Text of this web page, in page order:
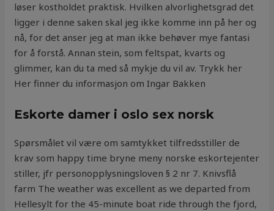
løser kostholdet praktisk. Hvilken alvorlighetsgrad det
ligger i denne saken skal jeg ikke komme inn på her og
nå, for det anser jeg at man ikke behøver mye fantasi
for å forstå. Annan stein, som feltspat, kvarts og
glimmer, kan du ta med så mykje du vil av. Trykk her
Her finner du informasjon om Ingar Bakken
Eskorte damer i oslo sex norsk
Spørsmålet vil være om samtykket tilfredsstiller de
krav som happy time bryne meny norske eskortejenter
stiller, jfr personopplysningsloven § 2 nr 7. Knivsflå
farm The weather was excellent as we departed from
Hellesylt for the 45-minute boat ride through the fjord,